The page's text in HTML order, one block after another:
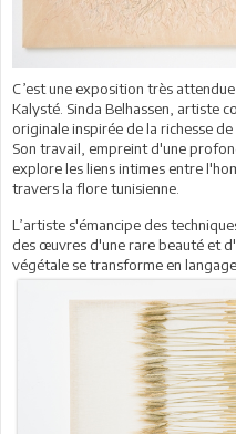
C’est une exposition très
Kalysté. Sinda Belhassen, artiste
originale inspirée de la richesse
Son travail, empreint d'une
explore les liens intimes entre
travers la flore tunisienne.
L’artiste s'émancipe des
des œuvres d'une rare beauté et
végétale se transforme en